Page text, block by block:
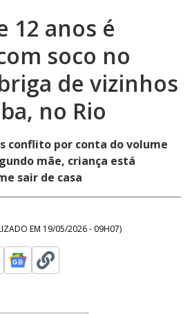
12 anos é
soco no
de vizinhos
no Rio
conflito por conta do volume
mãe, criança está
sair de casa
EM 19/05/2026 - 09H07)